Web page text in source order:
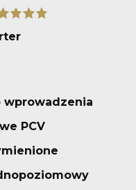
wprowadzenia
PCV